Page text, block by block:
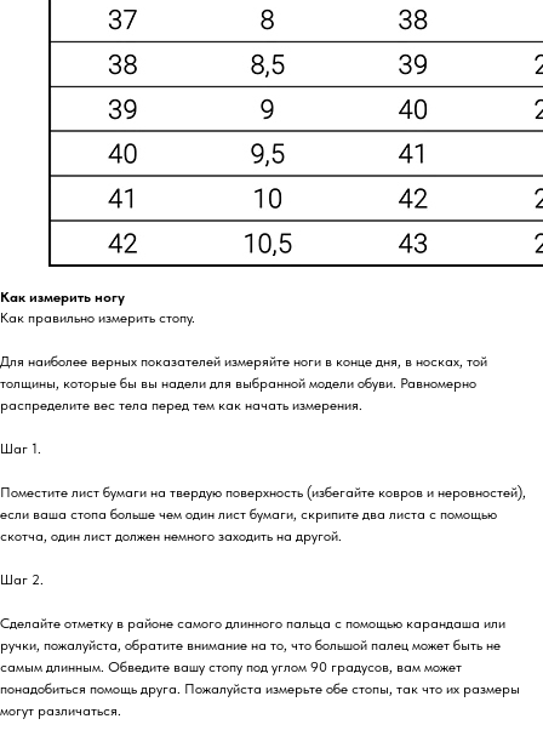
Как измерить ногу
Как правильно измерить стопу.
Для наиболее верных показателей измеряйте ноги в конце дня, в носках, той
толщины, которые бы вы надели для выбранной модели обуви. Равномерно
распределите вес тела перед тем как начать измерения.
Шаг 1.
Поместите лист бумаги на твердую поверхность (избегайте ковров и неровностей),
если ваша стопа больше чем один лист бумаги, скрипите два листа с помощью
скотча, один лист должен немного заходить на другой.
Шаг 2.
Сделайте отметку в районе самого длинного пальца с помощью карандаша или
ручки, пожалуйста, обратите внимание на то, что большой палец может быть не
самым длинным. Обведите вашу стопу под углом 90 градусов, вам может
понадобиться помощь друга. Пожалуйста измерьте обе стопы, так что их размеры
могут различаться.